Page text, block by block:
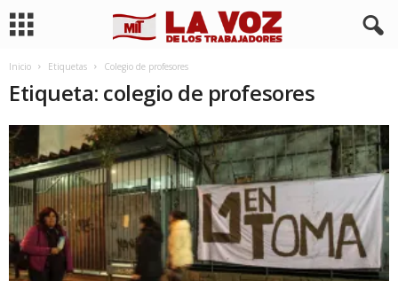
Inicio Etiquetas Colegio de profesores
Etiqueta: colegio de profesores